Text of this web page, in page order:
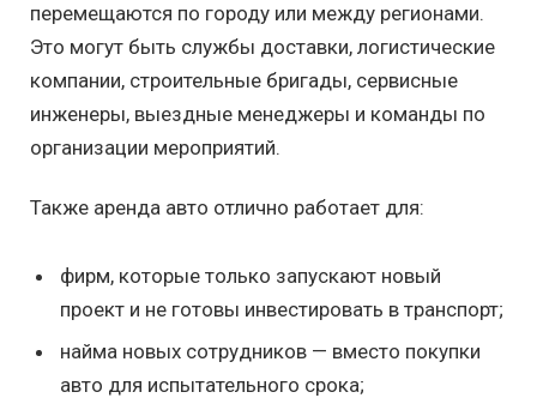
перемещаются по городу или между регионами.
Это могут быть службы доставки, логистические
компании, строительные бригады, сервисные
инженеры, выездные менеджеры и команды по
организации мероприятий.
Также аренда авто отлично работает для:
фирм, которые только запускают новый
проект и не готовы инвестировать в транспорт;
найма новых сотрудников — вместо покупки
авто для испытательного срока;